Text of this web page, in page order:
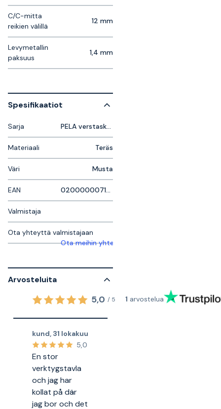
C/C-mitta
reikien välillä
12 mm
Levymetallin
paksuus
1,4 mm
Spesifikaatiot
Sarja PELA verstaskalusteet
Materiaali Teräs
Väri Musta
EAN 0200000071899
Valmistaja
Ota yhteyttä valmistajaan
Ota meihin yhteyttä saadaksesi lisätietoja
Arvosteluita
5,0 / 5 1 arvostelua
kund 31 lokakuu
5,0
En stor
verktygstavla
och jag har
kollat på där
jag bor och det